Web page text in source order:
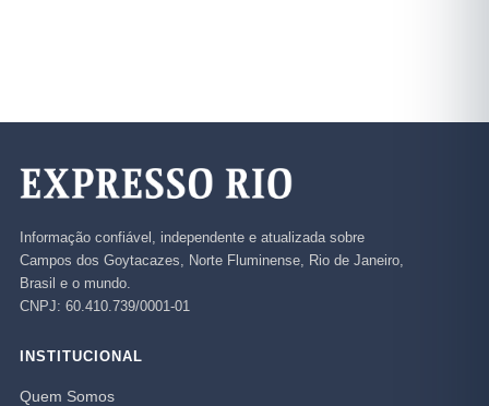
Informação confiável, independente e atualizada sobre
Campos dos Goytacazes, Norte Fluminense, Rio de Janeiro,
Brasil e o mundo.
CNPJ: 60.410.739/0001-01
INSTITUCIONAL
Quem Somos